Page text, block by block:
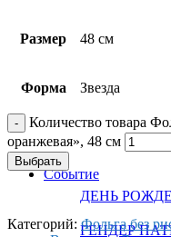
Событие
ДЕНЬ
ГЕНДЕР
Размер 48 см
Форма Звезда
Количество товара
оранжевая», 48 см
Выбрать
Категорий: Фольга без